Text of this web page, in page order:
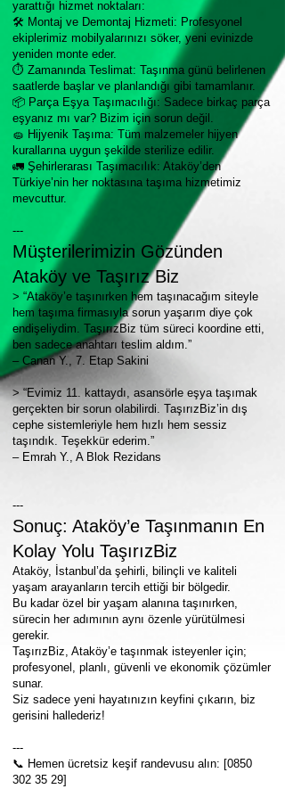
yarattığı hizmet noktaları:
🛠 Montaj ve Demontaj Hizmeti: Profesyonel
ekiplerimiz mobilyalarınızı söker, yeni evinizde
yeniden monte eder.
⏱ Zamanında Teslimat: Taşınma günü belirlenen
saatlerde başlar ve planlandığı gibi tamamlanır.
📦 Parça Eşya Taşımacılığı: Sadece birkaç parça
eşyanız mı var? Bizim için sorun değil.
🧽 Hijyenik Taşıma: Tüm malzemeler hijyen
kurallarına uygun şekilde sterilize edilir.
🚛 Şehirlerarası Taşımacılık: Ataköy’den
Türkiye’nin her noktasına taşıma hizmetimiz
mevcuttur.
---
Müşterilerimizin Gözünden
Ataköy ve Taşırız Biz
> “Ataköy’e taşınırken hem taşınacağım siteyle
hem taşıma firmasıyla sorun yaşarım diye çok
endişeliydim. TaşırızBiz tüm süreci koordine etti,
ben sadece anahtarı teslim aldım.”
– Canan Y., 7. Etap Sakini
> “Evimiz 11. kattaydı, asansörle eşya taşımak
gerçekten bir sorun olabilirdi. TaşırızBiz’in dış
cephe sistemleriyle hem hızlı hem sessiz
taşındık. Teşekkür ederim.”
– Emrah Y., A Blok Rezidans
---
Sonuç: Ataköy’e Taşınmanın En
Kolay Yolu TaşırızBiz
Ataköy, İstanbul’da şehirli, bilinçli ve kaliteli
yaşam arayanların tercih ettiği bir bölgedir.
Bu kadar özel bir yaşam alanına taşınırken,
sürecin her adımının aynı özenle yürütülmesi
gerekir.
TaşırızBiz, Ataköy’e taşınmak isteyenler için;
profesyonel, planlı, güvenli ve ekonomik çözümler
sunar.
Siz sadece yeni hayatınızın keyfini çıkarın, biz
gerisini hallederiz!
---
📞 Hemen ücretsiz keşif randevusu alın: [0850
302 35 29]